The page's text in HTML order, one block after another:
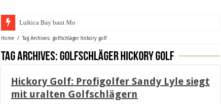
Luštica Bay baut Monte
Home / Tag Archives: golfschläger hickory golf
Tag Archives:golfschläger hickory golf
Hickory Golf: Profigolfer Sandy Lyle siegt
mit uralten Golfschlägern